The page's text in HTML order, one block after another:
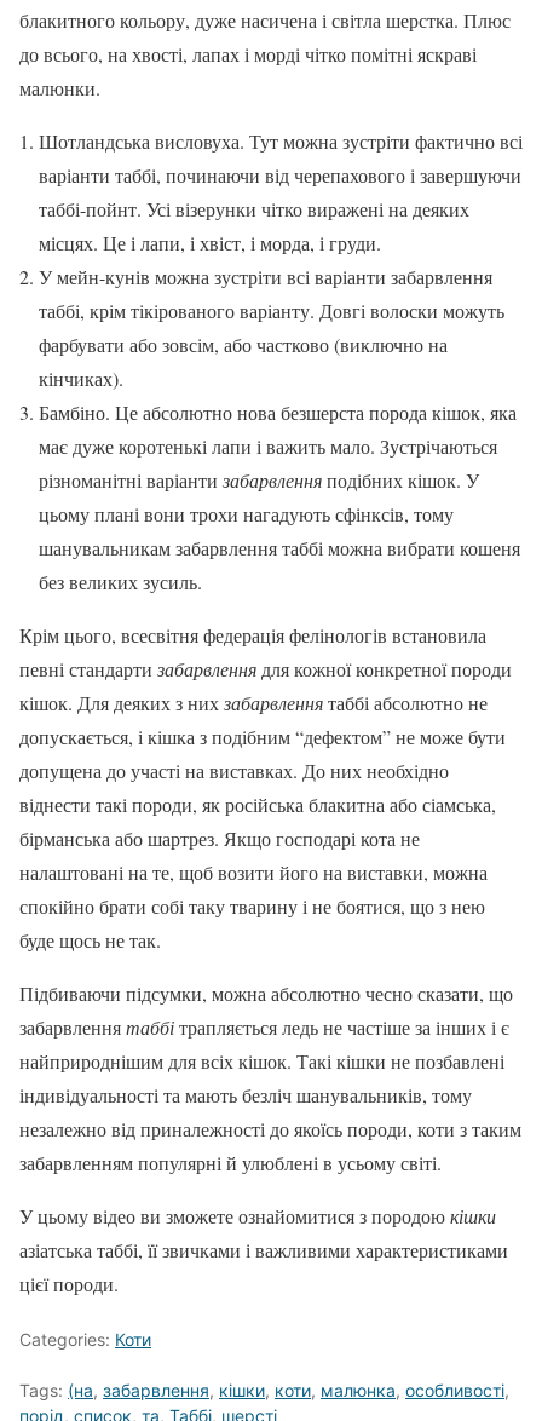
блакитного кольору, дуже насичена і світла шерстка. Плюс
до всього, на хвості, лапах і морді чітко помітні яскраві
малюнки.
Шотландська висловуха. Тут можна зустріти фактично всі
варіанти таббі, починаючи від черепахового і завершуючи
таббі-пойнт. Усі візерунки чітко виражені на деяких
місцях. Це і лапи, і хвіст, і морда, і груди.
У мейн-кунів можна зустріти всі варіанти забарвлення
таббі, крім тікірованого варіанту. Довгі волоски можуть
фарбувати або зовсім, або частково (виключно на
кінчиках).
Бамбіно. Це абсолютно нова безшерста порода кішок, яка
має дуже коротенькі лапи і важить мало. Зустрічаються
різноманітні варіанти забарвленняподібних кішок. У
цьому плані вони трохи нагадують сфінксів, тому
шанувальникам забарвлення таббі можна вибрати кошеня
без великих зусиль.
Крім цього, всесвітня федерація фелінологів встановила
певні стандарти забарвлення для кожної конкретної породи
кішок. Для деяких з нихзабарвленнятаббі абсолютно не
допускається, і кішка з подібним “дефектом” не може бути
допущена до участі на виставках. До них необхідно
віднести такі породи, як російська блакитна або сіамська,
бірманська або шартрез. Якщо господарі кота не
налаштовані на те, щоб возити його на виставки, можна
спокійно брати собі таку тварину і не боятися, що з нею
буде щось не так.
Підбиваючи підсумки, можна абсолютно чесно сказати, що
забарвленнятаббітрапляється ледь не частіше за інших і є
найприроднішим для всіх кішок. Такі кішки не позбавлені
індивідуальності та мають безліч шанувальників, тому
незалежно від приналежності до якоїсь породи, коти з таким
забарвленням популярні й улюблені в усьому світі.
У цьому відео ви зможете ознайомитися з породоюкішки
азіатська таббі, її звичками і важливими характеристиками
цієї породи.
Categories: Коти
Tags: (на, забарвлення, кішки, коти, малюнка, особливості,
порід, список, та, Таббі, шерсті